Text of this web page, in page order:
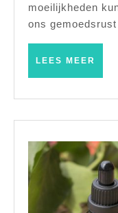
moeilijkheden
ons
LEES MEER